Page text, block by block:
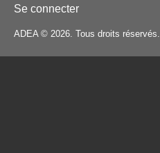
Se connecter
ADEA © 2026. Tous droits réservés.